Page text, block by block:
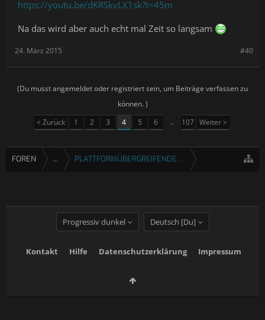
https://youtu.be/dKRSkvLX1sk?t=45m
Na das wird aber auch echt mal Zeit so langsam
#40
24. März 2015
(Du musst angemeldet oder registriert sein, um Beiträge verfassen zu
können. )
< Zurück
1 2 3 4 5 6 → 107 Weiter >
FOREN ... PLATTFORMÜBERGREIFENDE SPIELE
Progressiv dunkel Deutsch [Du]
Kontakt Hilfe Datenschutzerklärung Impressum